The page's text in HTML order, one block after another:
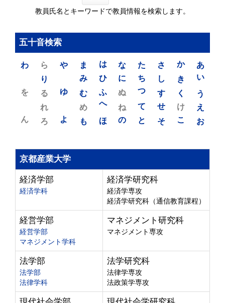
教員氏名とキーワードで教員情報を検索します。
五十音検索
あ
い
う
え
お
か
き
く
け
こ
さ
し
す
せ
そ
た
ち
つ
て
と
な
に
ぬ
ね
の
は
ひ
ふ
へ
ほ
ま
み
む
め
も
や
ゆ
よ
ら
り
る
れ
ろ
わ
を
ん
京都産業大学
経済学部
経済学科
経済学研究科
経済学専攻
経済学研究科（通信教育課程）
経営学部
経営学部
マネジメント学科
マネジメント研究科
マネジメント専攻
法学部
法学部
法律学科
法学研究科
法律学専攻
法政策学専攻